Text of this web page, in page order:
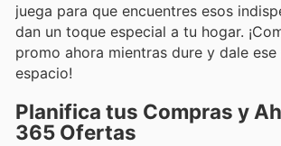
juega para que encuentres esos
dan un toque especial a tu hogar.
promo ahora mientras dure y dale
espacio!
Planifica tus Compras y
365 Ofertas